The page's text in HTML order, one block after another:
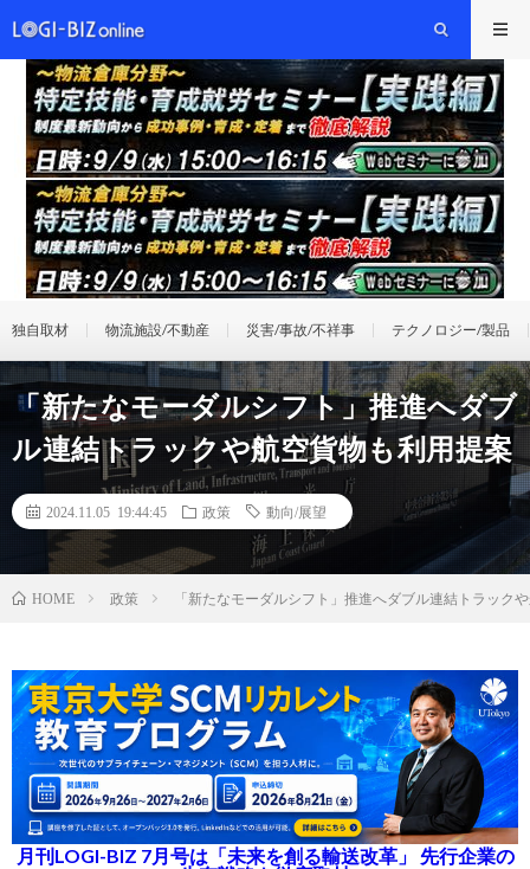
独自取材 物流施設/不動産 災害/事故/不祥事 テクノロジー/製品
「新たなモーダルシフト」推進へダブ
ル連結トラックや航空貨物も利用提案
2024.11.05 19:44:45 政策 動向/展望
HOME 政策 「新たなモーダルシフト」推進へダブル連結トラック
月刊LOGI-BIZ 7月号は「未来を創る輸送改革」 先行企業の